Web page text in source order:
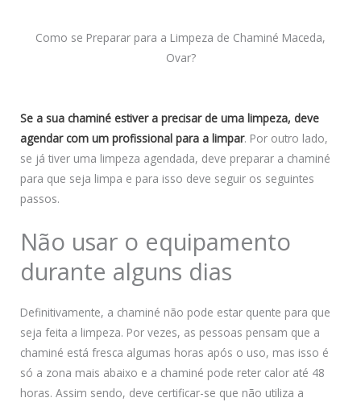
Como se Preparar para a Limpeza de Chaminé Maceda,
Ovar?
Se a sua chaminé estiver a precisar de uma limpeza, deve
agendar com um profissional para a limpar. Por outro lado,
se já tiver uma limpeza agendada, deve preparar a chaminé
para que seja limpa e para isso deve seguir os seguintes
passos.
Não usar o equipamento
durante alguns dias
Definitivamente, a chaminé não pode estar quente para que
seja feita a limpeza. Por vezes, as pessoas pensam que a
chaminé está fresca algumas horas após o uso, mas isso é
só a zona mais abaixo e a chaminé pode reter calor até 48
horas. Assim sendo, deve certificar-se que não utiliza a